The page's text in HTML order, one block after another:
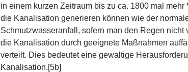
in einem kurzen Zeitraum bis zu ca. 1800 mal mehr
die Kanalisation generieren können wie der
Schmutzwasseranfall, sofern man den Regen nicht
die Kanalisation durch geeignete Maßnahmen
verteilt. Dies bedeutet eine gewaltige
Kanalisation.[5b]